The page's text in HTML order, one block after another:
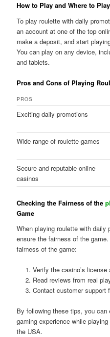
How to Play and Where to Play
To play roulette with daily
an account at one of the top
make a deposit, and start
You can play on any device,
and tablets.
Pros and Cons of Playing
PROS
Exciting daily promotions
Wide range of roulette games
Secure and reputable online
casinos
Checking the Fairness of the
Game
When playing roulette with
ensure the fairness of the
fairness of the game:
Verify the casino’s
Read reviews from real
Contact customer support
By following these tips, you can
gaming experience while
the USA.